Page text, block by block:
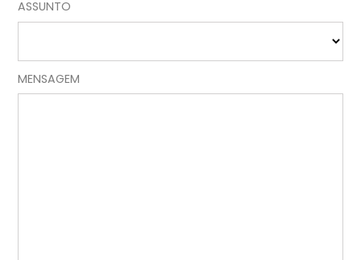
ASSUNTO
MENSAGEM